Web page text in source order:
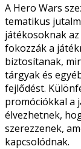
A Hero Wars
tematikus
játékosoknak
fokozzák a
biztosítanak,
tárgyak és
fejlődést.
promóciókkal a
élvezhetnek,
szerezzenek,
kapcsolódnak.